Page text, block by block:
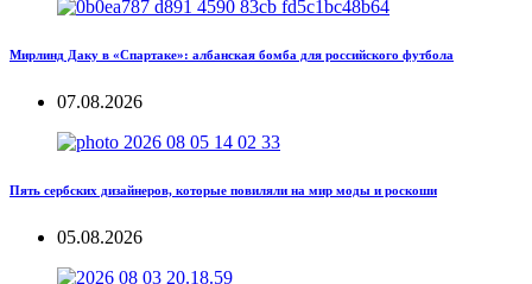
Мирлинд Даку в «Спартаке»: албанская бомба для российского футбола
07.08.2026
Пять сербских дизайнеров, которые повиляли на мир моды и роскоши
05.08.2026